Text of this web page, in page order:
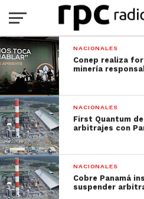
NACIONALES
Conep realiza
minería
NACIONALES
First Quantum
arbitrajes con
NACIONALES
Cobre Panamá
suspender